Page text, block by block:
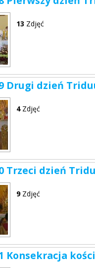
13 Zdjęć
Drugi dzień
4Zdjęć
Trzeci dzień
9Zdjęć
Konsekracja